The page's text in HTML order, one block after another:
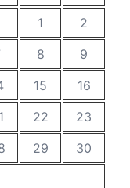
1
2
8
9
15
16
22
23
29
30